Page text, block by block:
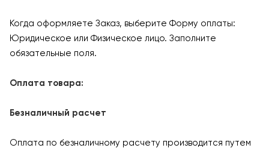
Когда оформляете Заказ, выберите Форму оплаты:
Юридическое или Физическое лицо. Заполните
обязательные поля.
Оплата товара:
Безналичный расчет
Оплата по безналичному расчету производится путем